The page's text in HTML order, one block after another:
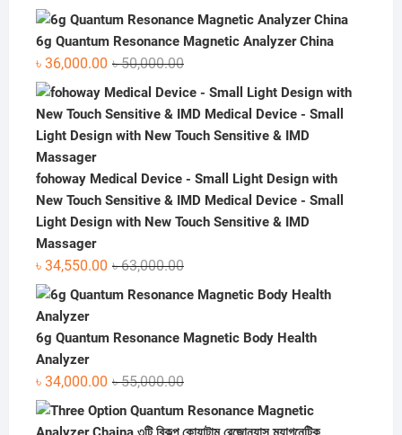
price
was:
৳ 60,000.00.
price
is:
৳ 42,000.00.
6g Quantum Resonance Magnetic Analyzer China
৳50,000.00Original
price
was:
৳ 50,000.00.
৳ 36,000.00
Current
price
is:
৳ 36,000.00.
fohoway Medical Device - Small Light Design with
New Touch Sensitive & IMD Medical Device - Small
Light Design with New Touch Sensitive & IMD
Massager
৳63,000.00Original
price
৳ 63,000.00.
৳ 34,550.00
Current
price
৳ 34,550.00.
6g Quantum Resonance Magnetic Body Health
Analyzer
৳55,000.00Original
price
was:
৳ 34,000.00
Current
price
is: